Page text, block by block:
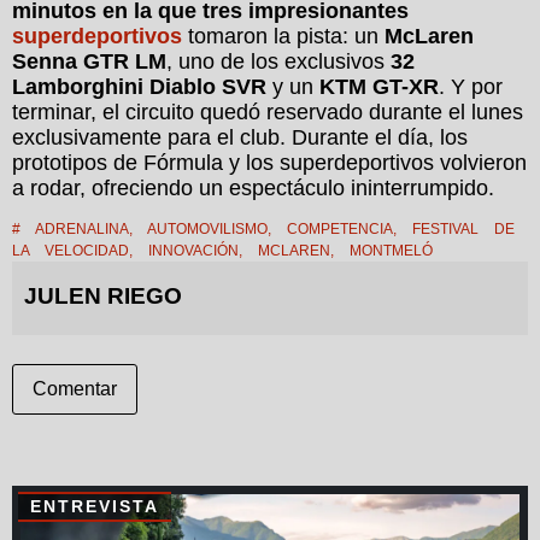
minutos en la que tres impresionantes
superdeportivos tomaron la pista: un McLaren
Senna GTR LM, uno de los exclusivos 32
Lamborghini Diablo SVR y un KTM GT-XR. Y por
terminar, el circuito quedó reservado durante el lunes
exclusivamente para el club. Durante el día, los
prototipos de Fórmula y los superdeportivos volvieron
a rodar, ofreciendo un espectáculo ininterrumpido.
# ADRENALINA, AUTOMOVILISMO, COMPETENCIA,
FESTIVAL DE
LA VELOCIDAD, INNOVACIÓN , MCLAREN , MONTMELÓ
JULEN RIEGO
Comentar
ENTREVISTA